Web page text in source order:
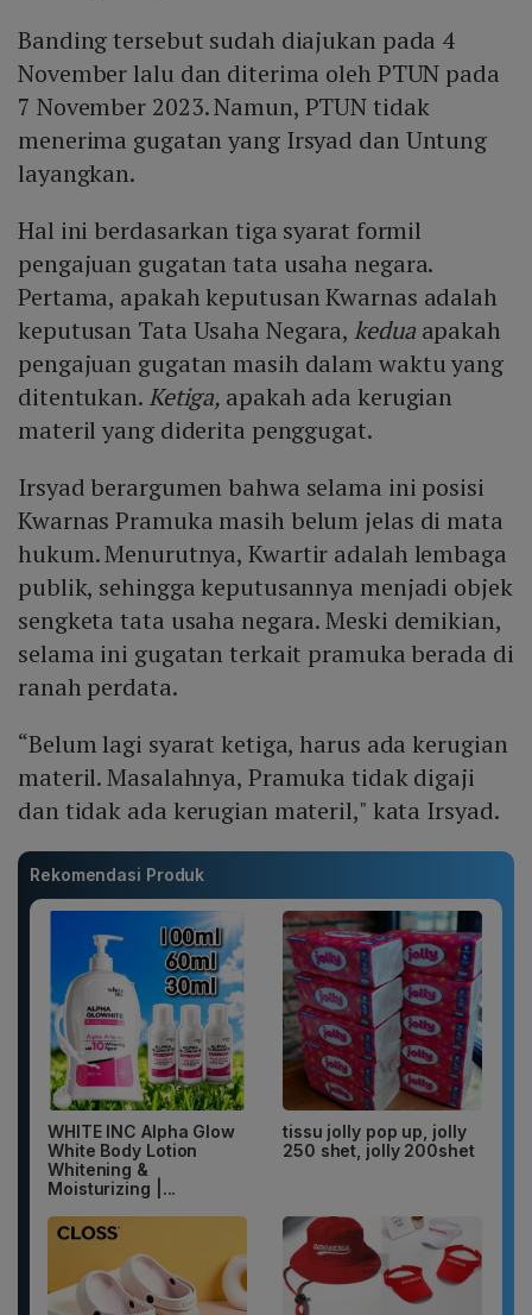
Banding tersebut sudah diajukan pada 4
November lalu dan diterima oleh PTUN pada
7 November 2023. Namun, PTUN tidak
menerima gugatan yang Irsyad dan Untung
layangkan.
Hal ini berdasarkan tiga syarat formil
pengajuan gugatan tata usaha negara.
Pertama, apakah keputusan Kwarnas adalah
keputusan Tata Usaha Negara,keduaapakah
pengajuan gugatan masih dalam waktu yang
ditentukan. Ketiga, apakah ada kerugian
materil yang diderita penggugat.
Irsyad berargumen bahwa selama ini posisi
Kwarnas Pramuka masih belum jelas di mata
hukum. Menurutnya, Kwartir adalah lembaga
publik, sehingga keputusannya menjadi objek
sengketa tata usaha negara. Meski demikian,
selama ini gugatan terkait pramuka berada di
ranah perdata.
“Belum lagi syarat ketiga, harus ada kerugian
materil. Masalahnya, Pramuka tidak digaji
dan tidak ada kerugian materil," kata Irsyad.
Rekomendasi Produk
WHITE INC Alpha Glow
White Body Lotion
Whitening &
Moisturizing |...
tissu jolly pop up, jolly
250 shet, jolly 200shet